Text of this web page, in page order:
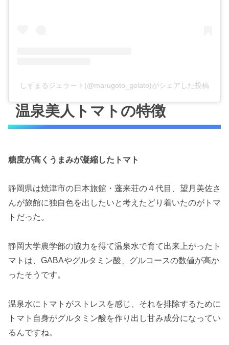
しずまるジェラート(@marugoto_gelato)がシェアした投稿
温泉美人トマトの特徴
糖度が高くうまみが凝縮したトマト
静岡県は焼津市の日本旅館・蓬来荘の４代目、望月美佐さ
んが旅館に独自色を出したいと考えたどり着いたのがトマ
トだった。
静岡大学農学部の協力を得て温泉水で育て出来上がったト
マトは、GABAやグルタミン酸、グルコースの数値が高か
ったそうです。
温泉水にトマトがストレスを感じ、それを排除するために
トマト自身がグルタミン酸を作り出し甘み成分になってい
るんですね。